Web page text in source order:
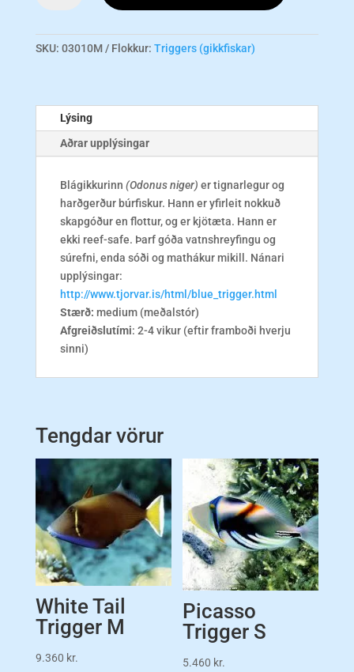
Indian
SKU: 03010M Flokkur: Triggers (gikkfiskar)
Lýsing
Aðrar upplýsingar
Blágikkurinn (Odonus niger) er tignarlegur og
harðgerður búrfiskur. Hann er yfirleit nokkuð
skapgóður en flottur, og er kjötæta. Hann er
ekki reef-safe. Þarf góða vatnshreyfingu og
súrefni, enda sóði og mathákur mikill. Nánari
upplýsingar:
http://www.tjorvar.is/html/blue_trigger.html
Stærð: medium (meðalstór)
Afgreiðslutími: 2-4 vikur (eftir framboði hverju
sinni)
Tengdar vörur
White Tail
Trigger M
9.360 kr.
Picasso
Trigger S
5.460 kr.